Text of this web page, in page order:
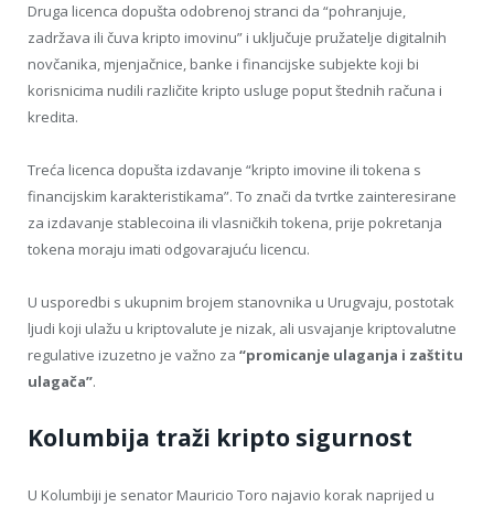
Druga licenca dopušta odobrenoj stranci da “pohranjuje,
zadržava ili čuva kripto imovinu” i uključuje pružatelje digitalnih
novčanika, mjenjačnice, banke i financijske subjekte koji bi
korisnicima nudili različite kripto usluge poput štednih računa i
kredita.
Treća licenca dopušta izdavanje “kripto imovine ili tokena s
financijskim karakteristikama”. To znači da tvrtke zainteresirane
za izdavanje stablecoina ili vlasničkih tokena, prije pokretanja
tokena moraju imati odgovarajuću licencu.
U usporedbi s ukupnim brojem stanovnika u Urugvaju, postotak
ljudi koji ulažu u kriptovalute je nizak, ali usvajanje kriptovalutne
regulative izuzetno je važno za “promicanje ulaganja i zaštitu
ulagača”.
Kolumbija traži kripto sigurnost
U Kolumbiji je senator Mauricio Toro najavio korak naprijed u